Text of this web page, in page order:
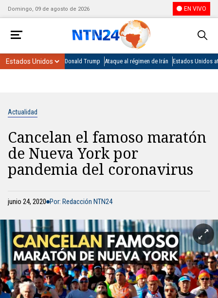
Domingo, 09 de agosto de 2026 EN VIVO
Donald Trump Ataque al régimen de Irán Estados Unidos
Actualidad
Cancelan el famoso maratón
de Nueva York por
pandemia del coronavirus
junio 24, 2020 Por: Redacción NTN24